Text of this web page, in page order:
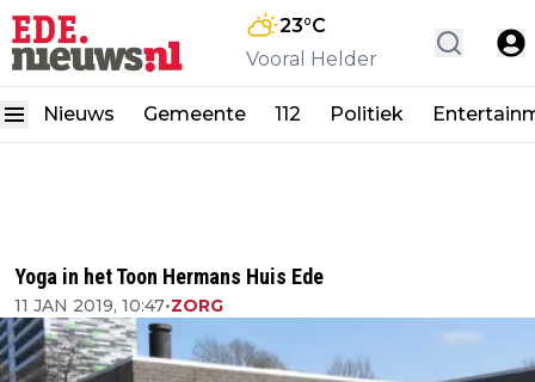
23°C
Vooral Helder
Nieuws Gemeente 112 Politiek
Yoga in het Toon Hermans Huis Ede
11 JAN 2019, 10:47•ZORG